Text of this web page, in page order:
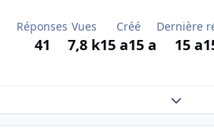
Réponses
41
Vues
7,8 k
Créé
15 a15 a
Dernière
15 a
Expand